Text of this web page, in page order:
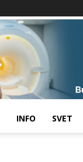
INFO SVET